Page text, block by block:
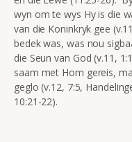
wyn om te wys Hy is die
van die Koninkryk gee
bedek was, was nou
die Seun van God (v.11,
saam met Hom gereis,
geglo (v.12, 7:5,
10:21-22).